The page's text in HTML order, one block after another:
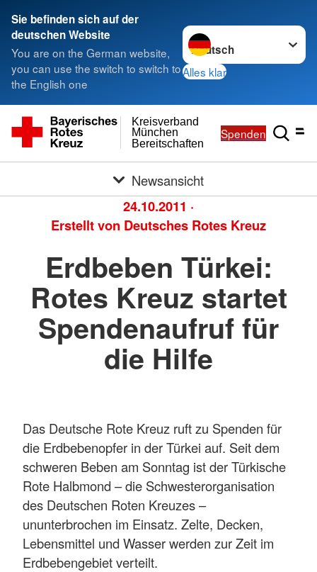
Sie befinden sich auf der
deutschen Website
You are on the German website,
you can use the switch to switch to
the English one
Sprache wechseln zu
Alles klar
Bereitschaften
München
Kreisverband
Spenden
Newsansicht
24.10.2011 ·
Erstellt von Deutsches Rotes Kreuz
Erdbeben Türkei:
Rotes Kreuz startet
Spendenaufruf für
die Hilfe
Das Deutsche Rote Kreuz ruft zu Spenden für
die Erdbebenopfer in der Türkei auf. Seit dem
schweren Beben am Sonntag ist der Türkische
Rote Halbmond – die Schwesterorganisation
des Deutschen Roten Kreuzes –
ununterbrochen im Einsatz. Zelte, Decken,
Lebensmittel und Wasser werden zur Zeit im
Erdbebengebiet verteilt.